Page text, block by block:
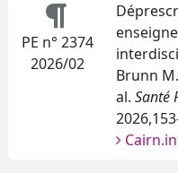
PE n° 2374
2026/02
Brunn
al. Santé